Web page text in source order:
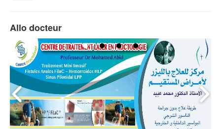
Contact
Allo docteur